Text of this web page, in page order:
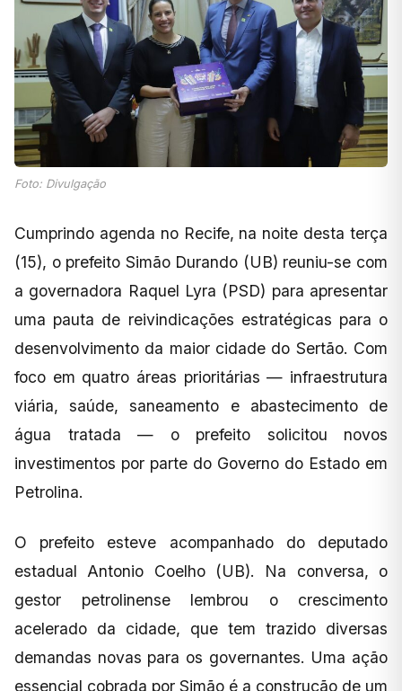
Foto: Divulgação
Cumprindo agenda no Recife, na noite desta terça
(15), o prefeito Simão Durando (UB) reuniu-se com
a governadora Raquel Lyra (PSD) para apresentar
uma pauta de reivindicações estratégicas para o
desenvolvimento da maior cidade do Sertão. Com
foco em quatro áreas prioritárias — infraestrutura
viária, saúde, saneamento e abastecimento de
água tratada — o prefeito solicitou novos
investimentos por parte do Governo do Estado em
Petrolina.
O prefeito esteve acompanhado do deputado
estadual Antonio Coelho (UB). Na conversa, o
gestor petrolinense lembrou o crescimento
acelerado da cidade, que tem trazido diversas
demandas novas para os governantes. Uma ação
essencial cobrada por Simão é a construção de um